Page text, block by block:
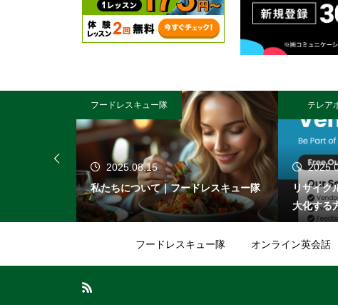
フードレスキュー隊
2025.08.15
私たちについて｜フードレスキュー隊
テレア
リサイク
大化する
フードレスキュー隊
オンライン英会話